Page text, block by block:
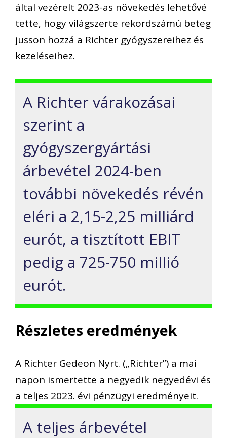
által vezérelt 2023-as növekedés lehetővé
tette, hogy világszerte rekordszámú beteg
jusson hozzá a Richter gyógyszereihez és
kezeléseihez.
A Richter várakozásai
szerint a
gyógyszergyártási
árbevétel 2024-ben
további növekedés révén
eléri a 2,15-2,25 milliárd
eurót, a tisztított EBIT
pedig a 725-750 millió
eurót.
Részletes eredmények
A Richter Gedeon Nyrt. („Richter”) a mai
napon ismertette a negyedik negyedévi és
a teljes 2023. évi pénzügyi eredményeit.
A teljes árbevétel